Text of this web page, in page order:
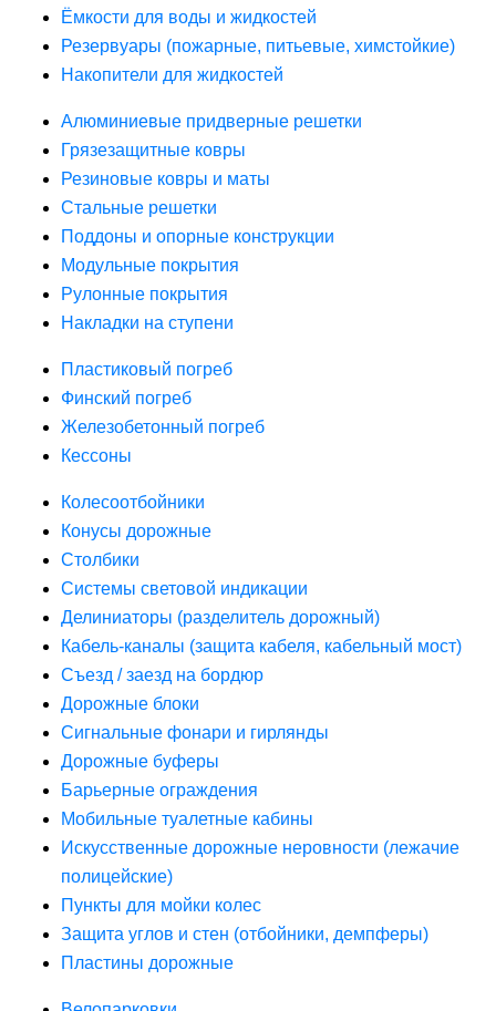
Ёмкости для воды и жидкостей
Резервуары (пожарные, питьевые, химстойкие)
Накопители для жидкостей
Алюминиевые придверные решетки
Грязезащитные ковры
Резиновые ковры и маты
Стальные решетки
Поддоны и опорные конструкции
Модульные покрытия
Рулонные покрытия
Накладки на ступени
Пластиковый погреб
Финский погреб
Железобетонный погреб
Кессоны
Колесоотбойники
Конусы дорожные
Столбики
Системы световой индикации
Делиниаторы (разделитель дорожный)
Кабель-каналы (защита кабеля, кабельный мост)
Съезд / заезд на бордюр
Дорожные блоки
Сигнальные фонари и гирлянды
Дорожные буферы
Барьерные ограждения
Мобильные туалетные кабины
Искусственные дорожные неровности (лежачие
полицейские)
Пункты для мойки колес
Защита углов и стен (отбойники, демпферы)
Пластины дорожные